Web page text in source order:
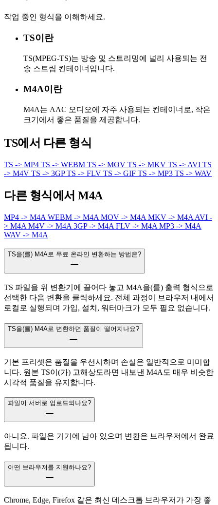
작업 중인 형식을 이해하세요.
TS이란
TS(MPEG-TS)는 방송 및 스트리밍에 널리 사용되는 전
송 스트림 컨테이너입니다.
M4A이란
M4A는 AAC 오디오에 자주 사용되는 컨테이너로, 작은
크기에서 좋은 품질을 제공합니다.
TS에서 다른 형식
TS -> MP4 TS -> WEBM TS -> MOV TS -> MKV TS -> AVI TS
-> M4V TS -> 3GPTS -> FLV TS -> GIF TS -> MP3 TS -> WAV
다른 형식에서 M4A
MP4 -> M4A WEBM -> M4A MOV -> M4A MKV -> M4A AVI -
> M4A M4V -> M4A 3GP -> M4A FLV -> M4A MP3 -> M4A
WAV -> M4A
TS을(를) M4A로 무료 온라인 변환하는 방법은?
TS 파일을 위 변환기에 끌어다 놓고 M4A을(를) 출력 형식으로
선택한 다음 변환을 클릭하세요. 전체 과정이 브라우저 내에서
로컬로 실행되며 가입, 설치, 워터마크가 모두 필요 없습니다.
TS을(를) M4A로 변환하면 품질이 떨어지나요?
기본 프리셋은 품질을 우선시하며 손실은 일반적으로 미미합
니다. 원본 TS이(가) 고해상도라면 내보낸 M4A도 매우 비슷한
시각적 품질을 유지합니다.
파일이 서버로 업로드되나요?
아니요. 파일은 기기에 남아 있으며 변환은 브라우저에서 완료
됩니다.
어떤 브라우저를 지원하나요?
Chrome, Edge, Firefox 같은 최신 데스크톱 브라우저가 가장 좋